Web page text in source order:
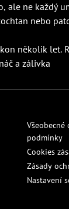
ale ne každý
nebo
několik let.
a zálivka
podmínky
Cookies
Zásady
Nastavení